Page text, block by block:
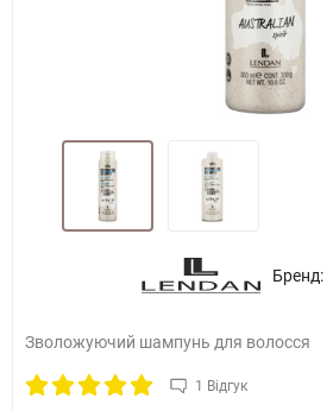
Бренд:
Зволожуючий шампунь для волосся
1 Відгук